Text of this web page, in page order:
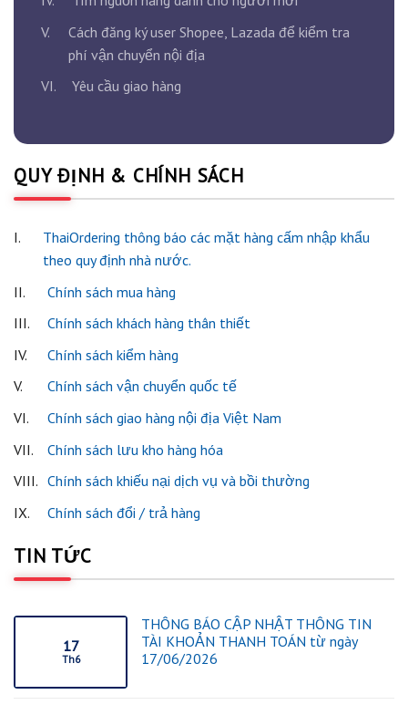
V.
Cách đăng ký user Shopee, Lazada để kiểm tra
phí vận chuyển nội địa
VI.
Yêu cầu giao hàng
QUY ĐỊNH & CHÍNH SÁCH
I.
ThaiOrdering thông báo các mặt hàng cấm nhập khẩu
theo quy định nhà nước.
II.
Chính sách mua hàng
III.
Chính sách khách hàng thân thiết
IV.
Chính sách kiểm hàng
V.
Chính sách vận chuyển quốc tế
VI.
Chính sách giao hàng nội địa Việt Nam
VII.
Chính sách lưu kho hàng hóa
VIII. Chính sách khiếu nại dịch vụ và bồi thường
IX.
Chính sách đổi / trả hàng
TIN TỨC
17
Th6
THÔNG BÁO CẬP NHẬT THÔNG TIN
TÀI KHOẢN THANH TOÁN từ ngày
17/06/2026